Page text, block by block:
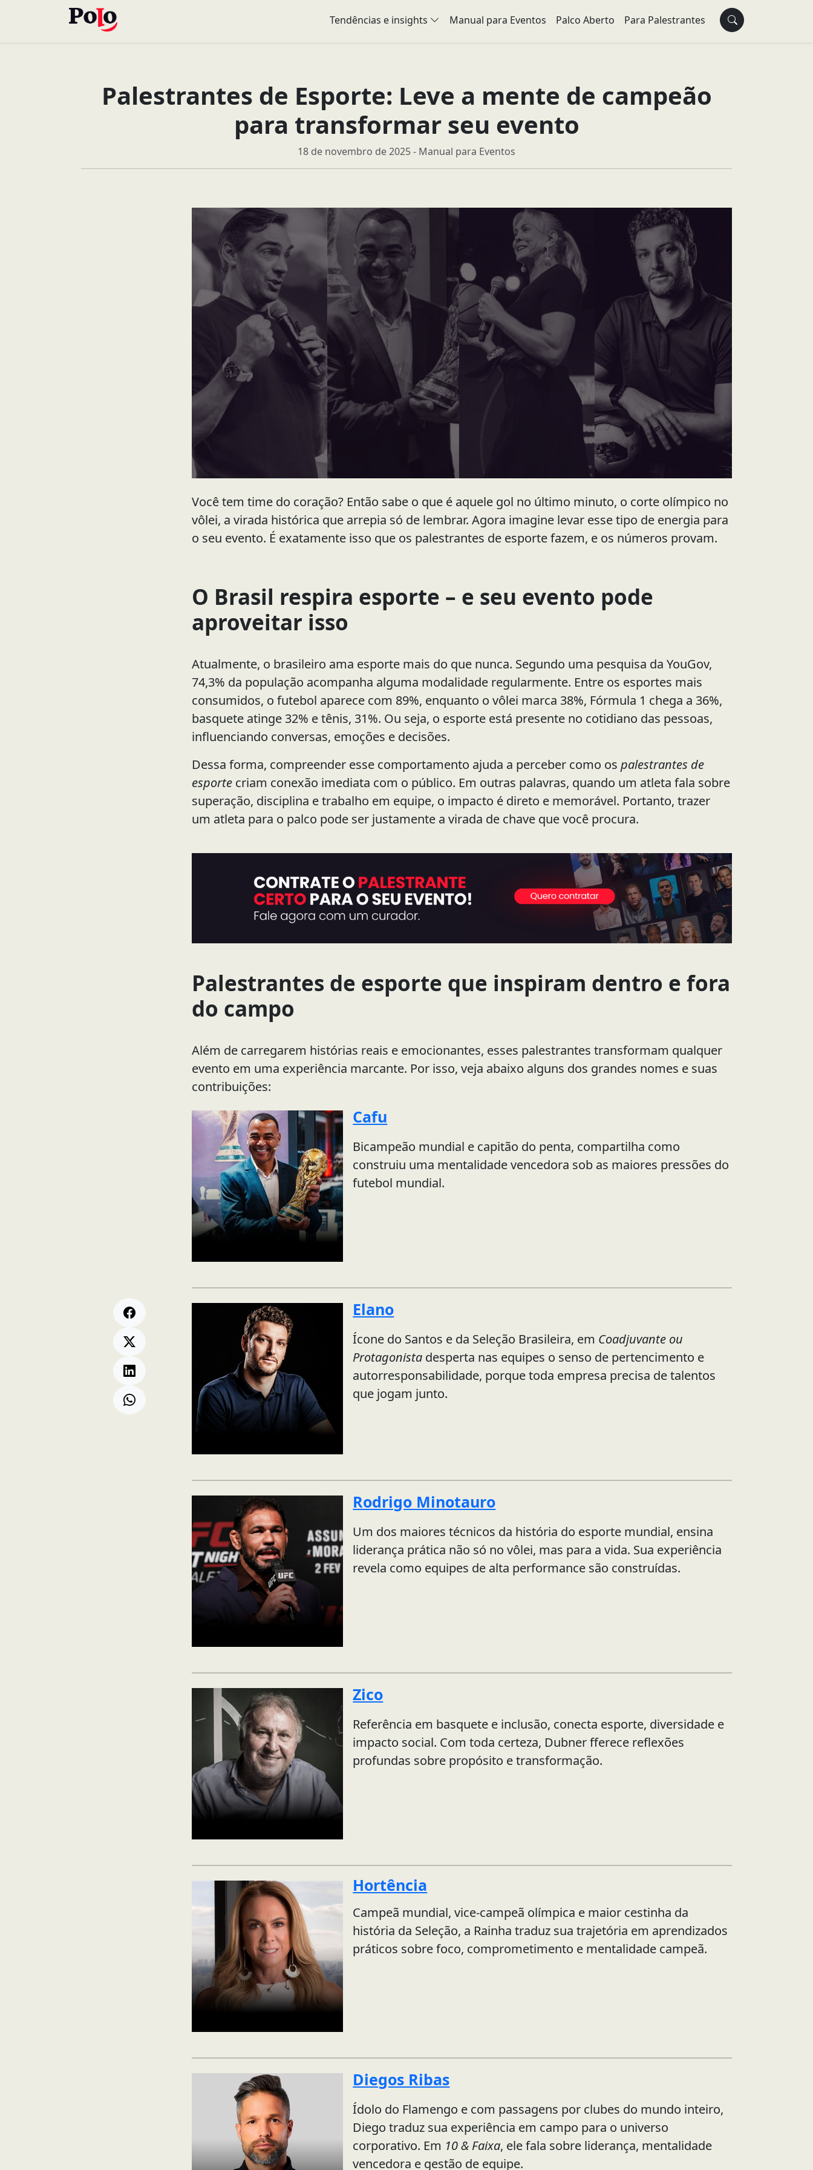
Tendências e insights Manual para Eventos Palco Aberto Para Palestrantes
Palestrantes de Esporte: Leve a mente de campeão
para transformar seu evento
18 de novembro de 2025 - Manual para Eventos
Você tem time do coração? Então sabe o que é aquele gol no último minuto, o corte olímpico no
vôlei, a virada histórica que arrepia só de lembrar. Agora imagine levar esse tipo de energia para
o seu evento. É exatamente isso que os palestrantes de esporte fazem, e os números provam.
O Brasil respira esporte – e seu evento pode
aproveitar isso
Atualmente, o brasileiro ama esporte mais do que nunca. Segundo uma pesquisa da YouGov,
74,3% da população acompanha alguma modalidade regularmente. Entre os esportes mais
consumidos, o futebol aparece com 89%, enquanto o vôlei marca 38%, Fórmula 1 chega a 36%,
basquete atinge 32% e tênis, 31%. Ou seja, o esporte está presente no cotidiano das pessoas,
influenciando conversas, emoções e decisões.
Dessa forma, compreender esse comportamento ajuda a perceber como ospalestrantes de
esporte criam conexão imediata com o público. Em outras palavras, quando um atleta fala sobre
superação, disciplina e trabalho em equipe, o impacto é direto e memorável. Portanto, trazer
um atleta para o palco pode ser justamente a virada de chave que você procura.
Palestrantes de esporte que inspiram dentro e fora
do campo
Além de carregarem histórias reais e emocionantes, esses palestrantes transformam qualquer
evento em uma experiência marcante. Por isso, veja abaixo alguns dos grandes nomes e suas
contribuições:
Cafu
Bicampeão mundial e capitão do penta, compartilha como
construiu uma mentalidade vencedora sob as maiores pressões do
futebol mundial.
Elano
Ícone do Santos e da Seleção Brasileira, em Coadjuvante ou
Protagonista desperta nas equipes o senso de pertencimento e
autorresponsabilidade, porque toda empresa precisa de talentos
que jogam junto.
Rodrigo Minotauro
Um dos maiores técnicos da história do esporte mundial, ensina
liderança prática não só no vôlei, mas para a vida. Sua experiência
revela como equipes de alta performance são construídas.
Zico
Referência em basquete e inclusão, conecta esporte, diversidade e
impacto social. Com toda certeza, Dubner fferece reflexões
profundas sobre propósito e transformação.
Hortência
Campeã mundial, vice-campeã olímpica e maior cestinha da
história da Seleção, a Rainha traduz sua trajetória em aprendizados
práticos sobre foco, comprometimento e mentalidade campeã.
Diegos Ribas
Ídolo do Flamengo e com passagens por clubes do mundo inteiro,
Diego traduz sua experiência em campo para o universo
corporativo. Em 10 & Faixa, ele fala sobre liderança, mentalidade
vencedora e gestão de equipe.